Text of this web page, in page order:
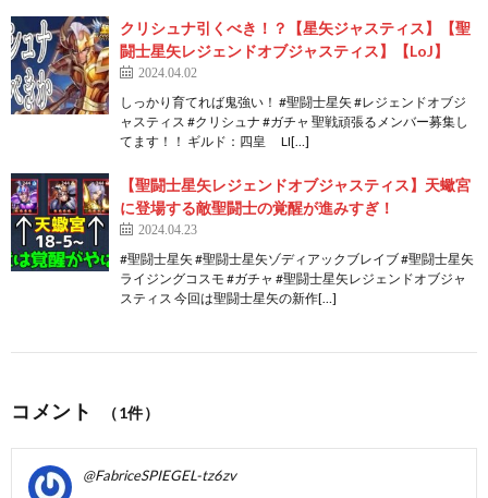
クリシュナ引くべき！？【星矢ジャスティス】【聖
闘士星矢レジェンドオブジャスティス】【LoJ】
2024.04.02
しっかり育てれば鬼強い！ #聖闘士星矢 #レジェンドオブジ
ャスティス #クリシュナ #ガチャ 聖戦頑張るメンバー募集し
てます！！ ギルド：四皇 LI[…]
【聖闘士星矢レジェンドオブジャスティス】天蠍宮
に登場する敵聖闘士の覚醒が進みすぎ！
2024.04.23
#聖闘士星矢 #聖闘士星矢ゾディアックブレイブ #聖闘士星矢
ライジングコスモ #ガチャ #聖闘士星矢レジェンドオブジャ
スティス 今回は聖闘士星矢の新作[…]
コメント （1件）
@FabriceSPIEGEL-tz6zv